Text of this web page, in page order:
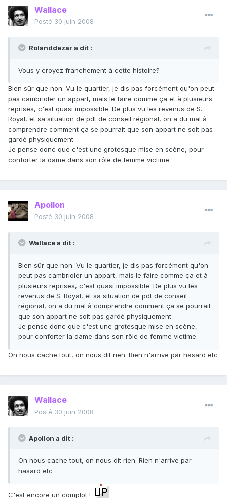
Wallace
Posté 30 juin 2008
Rolanddezar a dit :
Vous y croyez franchement à cette histoire?
Bien sûr que non. Vu le quartier, je dis pas forcément qu'on peut
pas cambrioler un appart, mais le faire comme ça et à plusieurs
reprises, c'est quasi impossible. De plus vu les revenus de S.
Royal, et sa situation de pdt de conseil régional, on a du mal à
comprendre comment ça se pourrait que son appart ne soit pas
gardé physiquement.
Je pense donc que c'est une grotesque mise en scène, pour
conforter la dame dans son rôle de femme victime.
Apollon
Posté 30 juin 2008
Wallace a dit :
Bien sûr que non. Vu le quartier, je dis pas forcément qu'on
peut pas cambrioler un appart, mais le faire comme ça et à
plusieurs reprises, c'est quasi impossible. De plus vu les
revenus de S. Royal, et sa situation de pdt de conseil
régional, on a du mal à comprendre comment ça se pourrait
que son appart ne soit pas gardé physiquement.
Je pense donc que c'est une grotesque mise en scène,
pour conforter la dame dans son rôle de femme victime.
On nous cache tout, on nous dit rien. Rien n'arrive par hasard etc
Wallace
Posté 30 juin 2008
Apollon a dit :
On nous cache tout, on nous dit rien. Rien n'arrive par
hasard etc
C'est encore un complot !